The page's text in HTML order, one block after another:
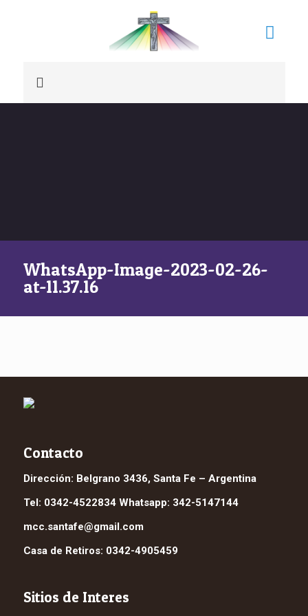
WhatsApp-Image-2023-02-26-
at-11.37.16
Contacto
Dirección: Belgrano 3436, Santa Fe – Argentina
Tel: 0342-4522834 Whatsapp: 342-5147144
mcc.santafe@gmail.com
Casa de Retiros: 0342-4905459
Sitios de Interes